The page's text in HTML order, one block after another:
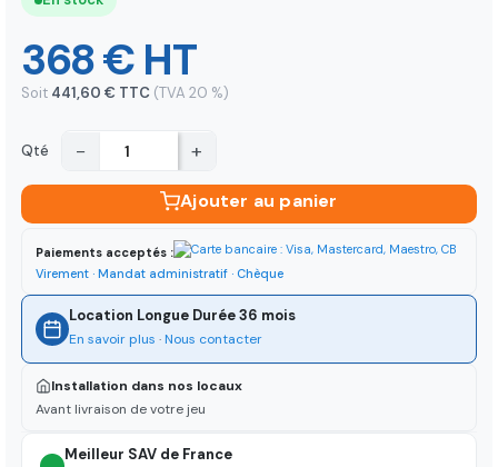
368 € HT
Soit 441,60 € TTC (TVA 20 %)
Qté − +
Ajouter au panier
Paiements acceptés :
Virement · Mandat administratif · Chèque
Location Longue Durée 36 mois
En savoir plus · Nous contacter
Installation dans nos locaux
Avant livraison de votre jeu
Meilleur SAV de France